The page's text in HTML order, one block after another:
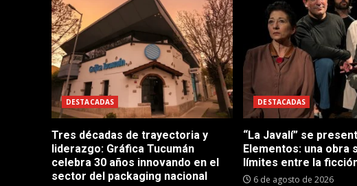
DESTACADAS
Tres décadas de trayectoria y
liderazgo: Gráfica Tucumán
celebra 30 años innovando en el
sector del packaging nacional
DESTACADAS
“La Javalí” se
Elementos: una obra
límites entre la
6 de agosto de 2026